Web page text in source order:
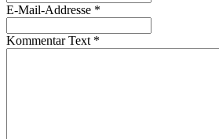
E-Mail-Addresse *
Kommentar Text*